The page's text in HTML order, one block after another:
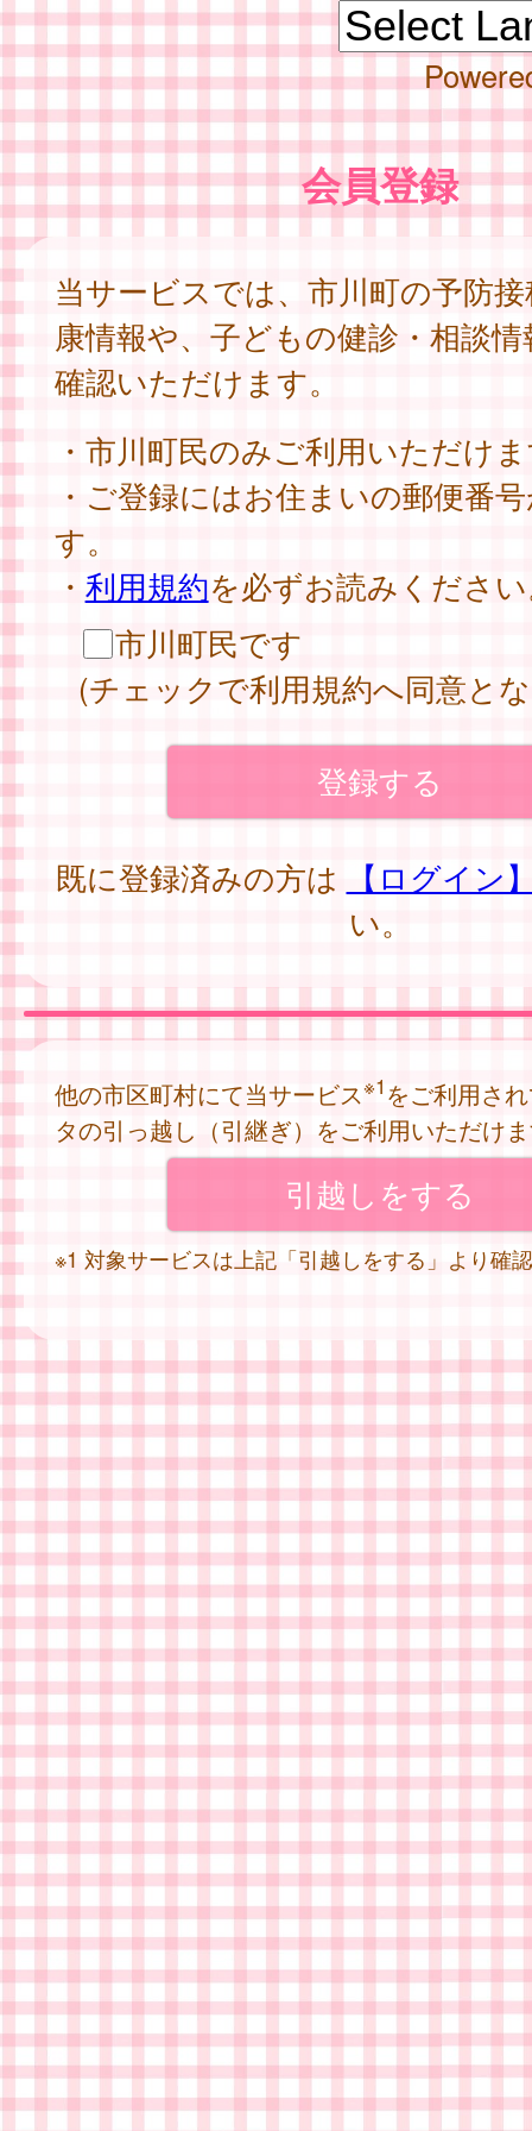
会員登録
当サービスでは、市川町の予防
康情報や、子どもの健診・相談
確認いただけます。
・市川町民のみご利用いただけ
・ご登録にはお住まいの郵便番
す。
・ 利用規約を必ずお読みくださ
市川町民です
(チェックで利用規約へ同意と
既に登録済みの方は
【ログイン
い。
他の市区町村にて当サービス※1 をご利用さ
タの引っ越し（引継ぎ）をご利用いただけ
※1 対象サービスは上記「引越しをする」より確